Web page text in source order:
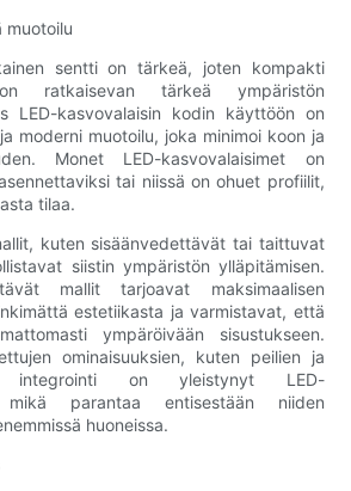
muotoilu
sentti on tärkeä, joten kompakti
on ratkaisevan tärkeä ympäristön
LED-kasvovalaisin kodin käyttöön on
moderni muotoilu, joka minimoi koon ja
Monet LED-kasvovalaisimet on
tai niissä on ohuet profiilit,
tilaa.
kuten sisäänvedettävät tai taittuvat
siistin ympäristön ylläpitämisen.
mallit tarjoavat maksimaalisen
estetiikasta ja varmistavat, että
ympäröivään sisustukseen.
ominaisuuksien, kuten peilien ja
integrointi on yleistynyt LED-
mikä parantaa entisestään niiden
huoneissa.